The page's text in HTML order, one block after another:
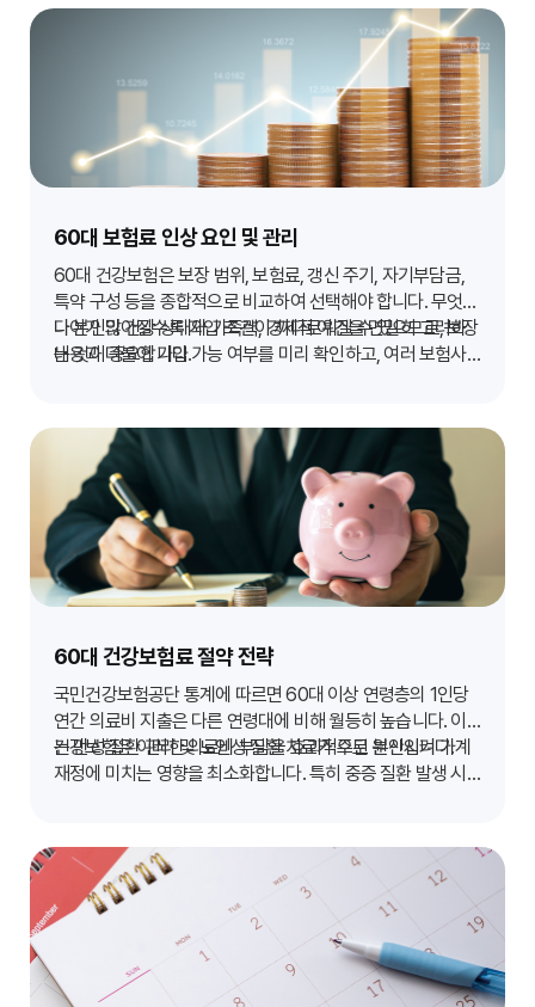
60대 보험료 인상 요인 및 관리
60대 건강보험은 보장 범위, 보험료, 갱신 주기, 자기부담금,
특약 구성 등을 종합적으로 비교하여 선택해야 합니다. 무엇보
다 본인의 건강 상태와 가족력, 경제적 여건을 면밀히 고려하
는 것이 중요합니다.
나이가 많아질수록 가입 조건이 까다로워질 수 있으므로, 보장
내용과 더불어 가입 가능 여부를 미리 확인하고, 여러 보험사
60대 건강보험료 절약 전략
국민건강보험공단 통계에 따르면 60대 이상 연령층의 1인당
연간 의료비 지출은 다른 연령대에 비해 월등히 높습니다. 이
는 만성 질환 관리 및 노인성 질환 치료가 주된 원인입니다.
건강보험은 이러한 의료비 부담을 효과적으로 분산시켜 가계
재정에 미치는 영향을 최소화합니다. 특히 중증 질환 발생 시